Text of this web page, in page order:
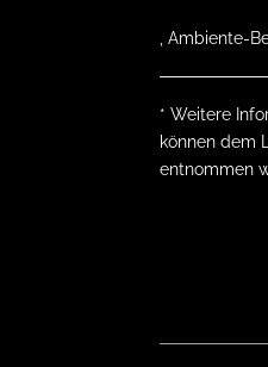
, Ambiente-
* Weitere
können dem
entnommen